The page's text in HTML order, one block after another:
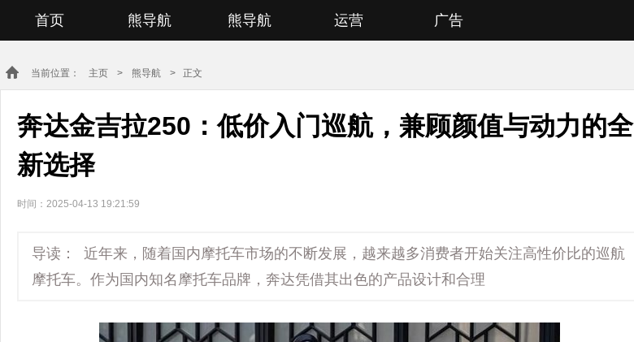
首页 熊导航 熊导航 运营 广告
当前位置： 主页 > 熊导航 > 正文
奔达金吉拉250：低价入门巡航，兼顾颜值与动力的全
新选择
时间：2025-04-13 19:21:59
导读： 近年来，随着国内摩托车市场的不断发展，越来越多消费者开始关注高性价比的巡航
摩托车。作为国内知名摩托车品牌，奔达凭借其出色的产品设计和合理